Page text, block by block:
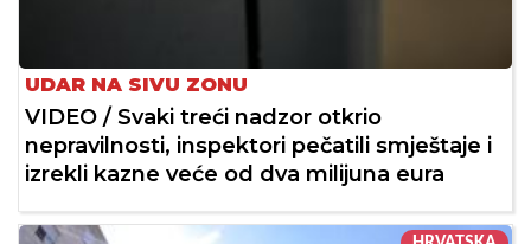
UDAR NA SIVU ZONU
VIDEO / Svaki treći nadzor otkrio
nepravilnosti, inspektori pečatili smještaje i
izrekli kazne veće od dva milijuna eura